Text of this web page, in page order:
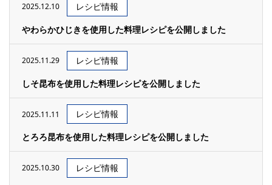
2025.12.10
レシピ情報
やわらかひじきを使用した料理レシピを公開しました
2025.11.29
レシピ情報
しそ昆布を使用した料理レシピを公開しました
2025.11.11
レシピ情報
とろろ昆布を使用した料理レシピを公開しました
2025.10.30 レシピ情報